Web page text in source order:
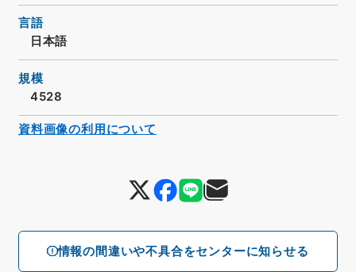
情報の間違いや不具合をセンターに知らせる
言語
日本語
規模
4528
資料画像の利用について